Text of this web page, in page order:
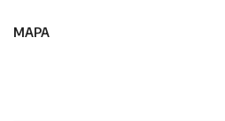
MAPA